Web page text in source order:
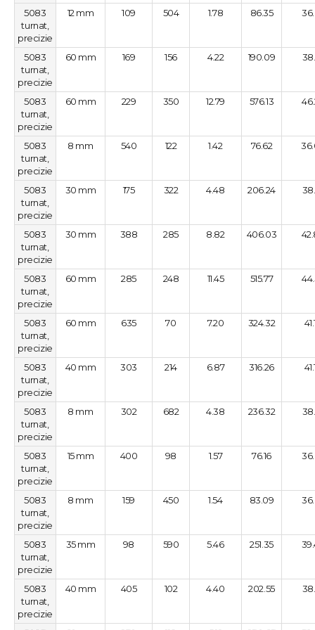
5083
turnat,
precizie
12 mm 109 504 1.78 86.35
5083
turnat,
precizie
60 mm 169 156 4.22 190.09
5083
turnat,
precizie
60 mm 229 350 12.79 576.13
5083
turnat,
precizie
8 mm 540 122 1.42 76.62
5083
turnat,
precizie
30 mm 175 322 4.48 206.24
5083
turnat,
precizie
30 mm 388 285 8.82 406.03
5083
turnat,
precizie
60 mm 285 248 11.45 515.77
5083
turnat,
precizie
60 mm 635 70 7.20 324.32
5083
turnat,
precizie
40 mm 303 214 6.87 316.26
5083
turnat,
precizie
8 mm 302 682 4.38 236.32
5083
turnat,
precizie
15 mm 400 98 1.57 76.16
5083
turnat,
precizie
8 mm 159 450 1.54 83.09
5083
turnat,
precizie
35 mm 98 590 5.46 251.35
5083
turnat,
precizie
40 mm 405 102 4.40 202.55